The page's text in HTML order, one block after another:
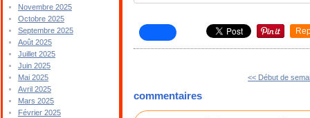
Novembre 2025
Octobre 2025
Septembre 2025
Août 2025
Juillet 2025
Juin 2025
Mai 2025
Avril 2025
Mars 2025
Février 2025
<< Début de
commentaires